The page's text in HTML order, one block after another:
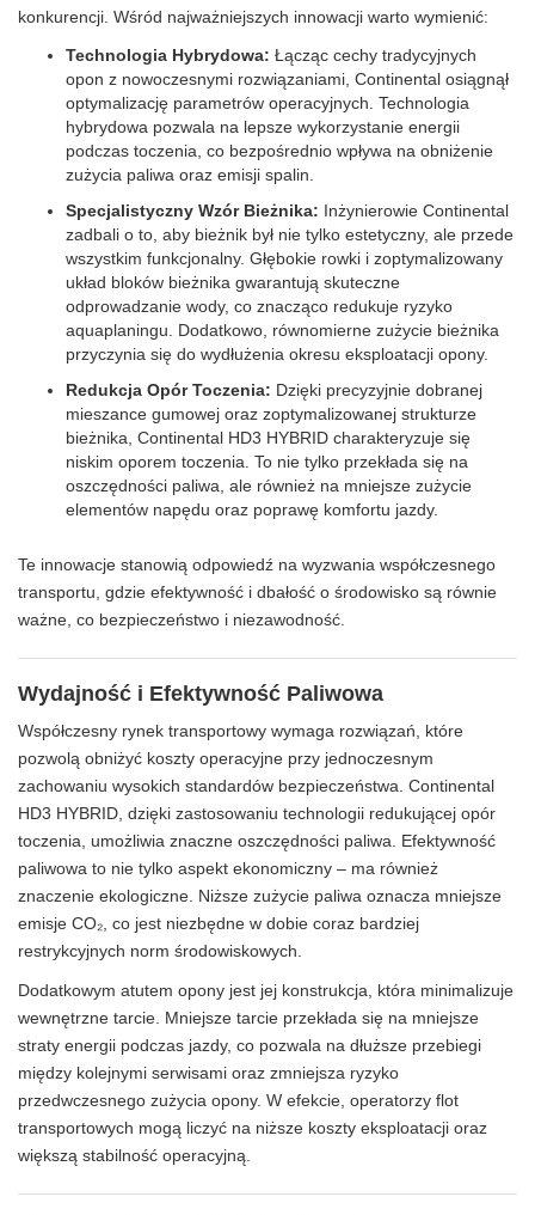
konkurencji. Wśród najważniejszych innowacji warto wymienić:
Technologia Hybrydowa: Łącząc cechy tradycyjnych
opon z nowoczesnymi rozwiązaniami, Continental osiągnął
optymalizację parametrów operacyjnych. Technologia
hybrydowa pozwala na lepsze wykorzystanie energii
podczas toczenia, co bezpośrednio wpływa na obniżenie
zużycia paliwa oraz emisji spalin.
Specjalistyczny Wzór Bieżnika: Inżynierowie Continental
zadbali o to, aby bieżnik był nie tylko estetyczny, ale przede
wszystkim funkcjonalny. Głębokie rowki i zoptymalizowany
układ bloków bieżnika gwarantują skuteczne
odprowadzanie wody, co znacząco redukuje ryzyko
aquaplaningu. Dodatkowo, równomierne zużycie bieżnika
przyczynia się do wydłużenia okresu eksploatacji opony.
Redukcja Opór Toczenia: Dzięki precyzyjnie dobranej
mieszance gumowej oraz zoptymalizowanej strukturze
bieżnika, Continental HD3 HYBRID charakteryzuje się
niskim oporem toczenia. To nie tylko przekłada się na
oszczędności paliwa, ale również na mniejsze zużycie
elementów napędu oraz poprawę komfortu jazdy.
Te innowacje stanowią odpowiedź na wyzwania współczesnego
transportu, gdzie efektywność i dbałość o środowisko są równie
ważne, co bezpieczeństwo i niezawodność.
Wydajność i Efektywność Paliwowa
Współczesny rynek transportowy wymaga rozwiązań, które
pozwolą obniżyć koszty operacyjne przy jednoczesnym
zachowaniu wysokich standardów bezpieczeństwa. Continental
HD3 HYBRID, dzięki zastosowaniu technologii redukującej opór
toczenia, umożliwia znaczne oszczędności paliwa. Efektywność
paliwowa to nie tylko aspekt ekonomiczny – ma również
znaczenie ekologiczne. Niższe zużycie paliwa oznacza mniejsze
emisje CO₂, co jest niezbędne w dobie coraz bardziej
restrykcyjnych norm środowiskowych.
Dodatkowym atutem opony jest jej konstrukcja, która minimalizuje
wewnętrzne tarcie. Mniejsze tarcie przekłada się na mniejsze
straty energii podczas jazdy, co pozwala na dłuższe przebiegi
między kolejnymi serwisami oraz zmniejsza ryzyko
przedwczesnego zużycia opony. W efekcie, operatorzy flot
transportowych mogą liczyć na niższe koszty eksploatacji oraz
większą stabilność operacyjną.